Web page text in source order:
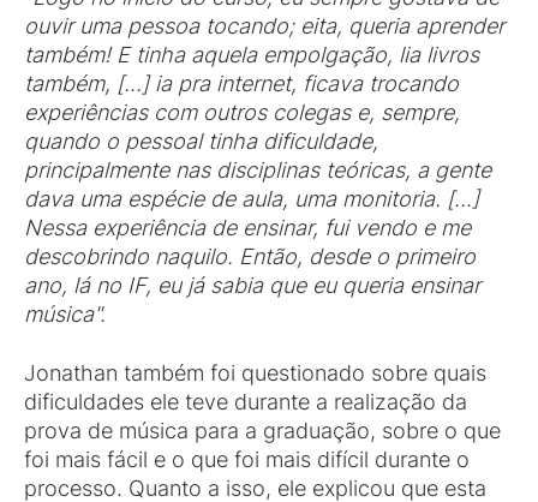
ouvir uma pessoa tocando; eita, queria aprender
também! E tinha aquela empolgação, lia livros
também, [...] ia pra internet, ficava trocando
experiências com outros colegas e, sempre,
quando o pessoal tinha dificuldade,
principalmente nas disciplinas teóricas, a gente
dava uma espécie de aula, uma monitoria. [...]
Nessa experiência de ensinar, fui vendo e me
descobrindo naquilo. Então, desde o primeiro
ano, lá no IF, eu já sabia que eu queria ensinar
música".
Jonathan também foi questionado sobre quais
dificuldades ele teve durante a realização da
prova de música para a graduação, sobre o que
foi mais fácil e o que foi mais difícil durante o
processo. Quanto a isso, ele explicou que esta